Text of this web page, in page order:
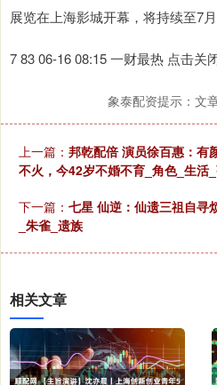
展览在上海影城开幕，将持续至7月
7 83 06-16 08:15 一财最热 点击关
象泰配资提示：文
上一篇： 邦乾配倍 演员徐百惠：有
不火，今42岁不婚不育_角色_生活
下一篇： 七星 仙逆：仙遗三祖自寻
_朱雀_遗族
相关文章